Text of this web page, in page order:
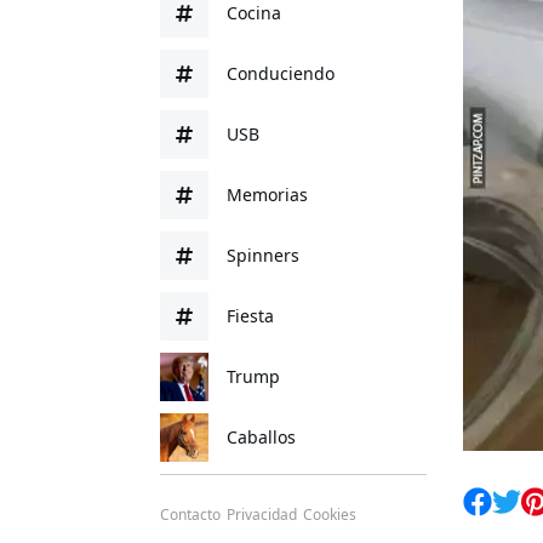
Cocina
Conduciendo
USB
Memorias
Spinners
Fiesta
Trump
Caballos
Contacto Privacidad Cookies